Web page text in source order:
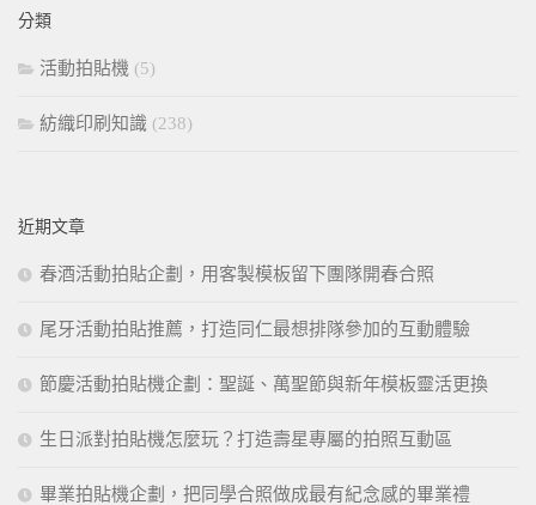
字:
分類
活動拍貼機 (5)
紡織印刷知識 (238)
近期文章
春酒活動拍貼企劃，用客製模板留下團隊開春合照
尾牙活動拍貼推薦，打造同仁最想排隊參加的互動體驗
節慶活動拍貼機企劃：聖誕、萬聖節與新年模板靈活更換
生日派對拍貼機怎麼玩？打造壽星專屬的拍照互動區
畢業拍貼機企劃，把同學合照做成最有紀念感的畢業禮